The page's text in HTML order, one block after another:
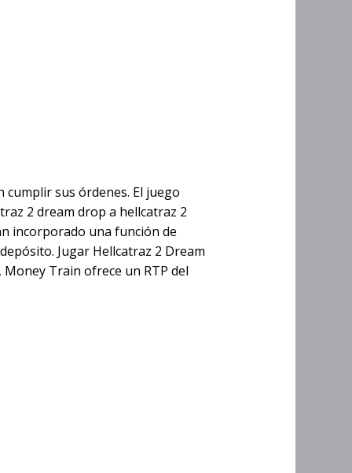
sus órdenes. El juego
2 dream drop a hellcatraz 2
incorporado una función de
Jugar Hellcatraz 2 Dream
Train ofrece un RTP del